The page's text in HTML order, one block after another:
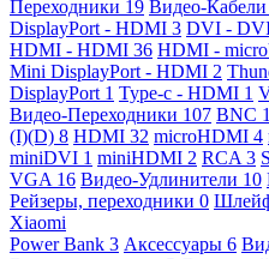
Переходники 19 Видео-Кабели
DisplayPort - HDMI 3 DVI -
HDMI - HDMI 36 HDMI -
Mini DisplayPort - HDMI 2
DisplayPort 1 Type-c - HDMI 1
Видео-Переходники 107 BNC 1
(I)(D) 8 HDMI 32 microHDMI 4
miniDVI 1 miniHDMI 2 RCA 3
VGA 16 Видео-Удлинители 10
Рейзеры, переходники 0
Xiaomi
Power Bank 3 Аксессуары 6